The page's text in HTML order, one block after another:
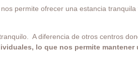
permite ofrecer una estancia
A diferencia de otros centros
lo que nos permite